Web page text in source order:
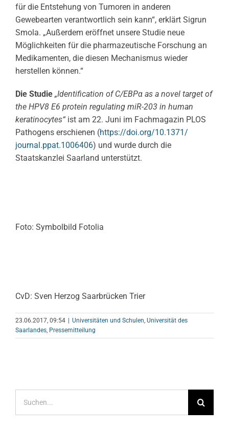
für die Entstehung von Tumoren in anderen
Gewebearten verantwortlich sein kann“, erklärt Sigrun
Smola. „Außerdem eröffnet unsere Studie neue
Möglichkeiten für die pharmazeutische Forschung an
Medikamenten, die diesen Mechanismus wieder
herstellen können.“
Die Studie „Identification of C/EBPα as a novel target of
the HPV8 E6 protein regulating miR-203 in human
keratinocytes“ist am 22. Juni im Fachmagazin PLOS
Pathogens erschienen (https://doi.org/10.1371/
journal.ppat.1006406) und wurde durch die
Staatskanzlei Saarland unterstützt.
Foto: Symbolbild Fotolia
CvD: Sven Herzog Saarbrücken Trier
23.06.2017, 09:54 Universitäten und Schulen, Universität des
Saarlandes, Pressemitteilung
nach: